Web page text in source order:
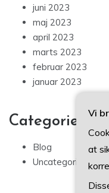
juni 2023
maj 2023
april 2023
marts 2023
februar 2023
januar 2023
Categories
Blog
Uncategorized
Vi
at